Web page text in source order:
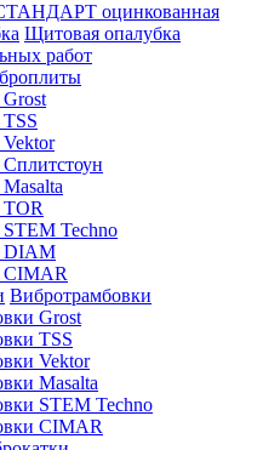
оцинкованная
Щитовая опалубка
работ
Techno
DIAM
Вибротрамбовки
Grost
TSS
Vektor
Masalta
STEM Techno
CIMAR